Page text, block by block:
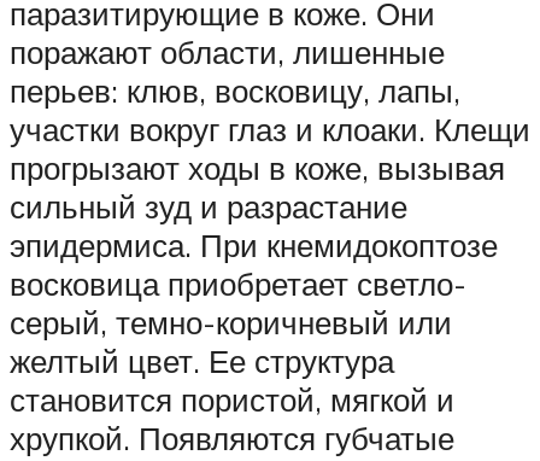
паразитирующие в коже. Они
поражают области, лишенные
перьев: клюв, восковицу, лапы,
участки вокруг глаз и клоаки. Клещи
прогрызают ходы в коже, вызывая
сильный зуд и разрастание
эпидермиса. При кнемидокоптозе
восковица приобретает светло-
серый, темно-коричневый или
желтый цвет. Ее структура
становится пористой, мягкой и
хрупкой. Появляются губчатые